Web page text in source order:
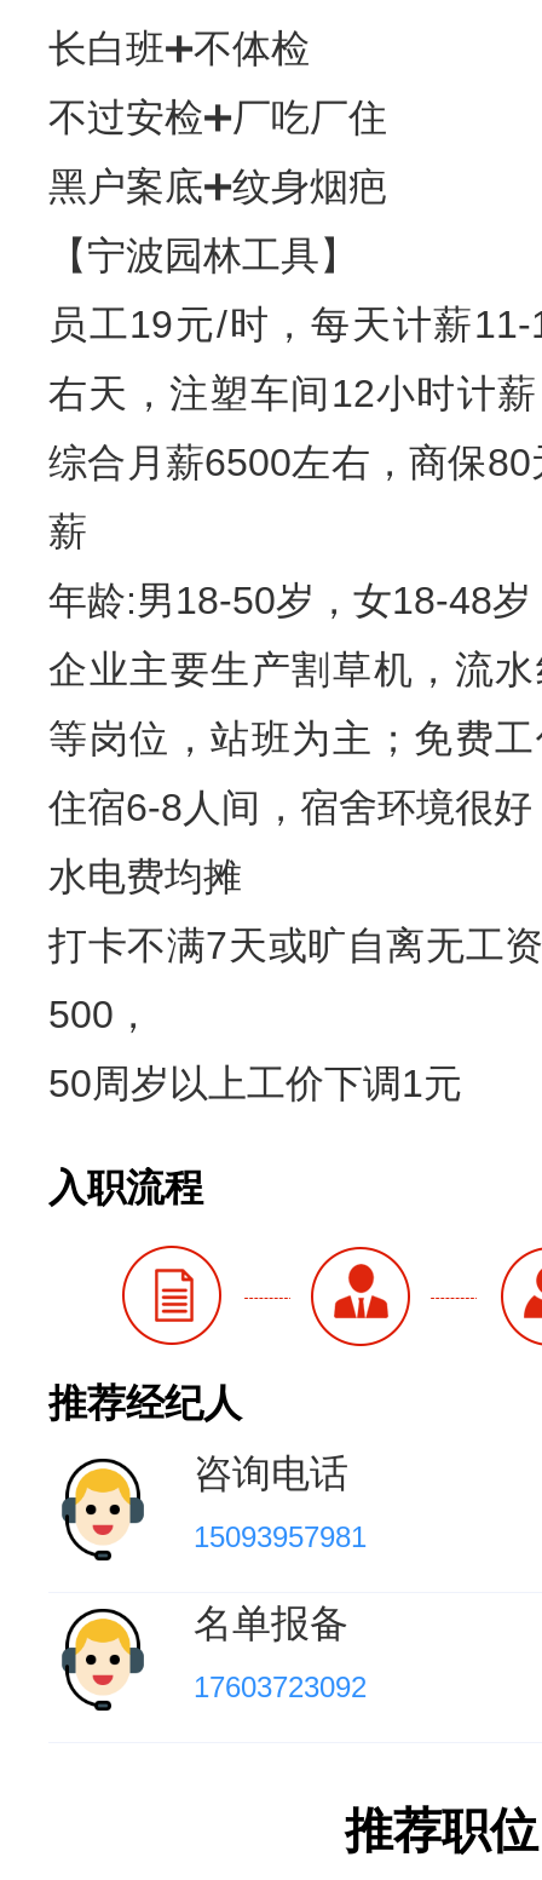
长白班➕不体检
不过安检➕厂吃厂住
黑户案底➕纹身烟疤
【宁波园林工具】
员工19元/时，每天计薪
右天，注塑车间12小时计
综合月薪6500左右，商保
薪
年龄:男18-50岁，女18-48岁
企业主要生产割草机，流
等岗位，站班为主；免费
住宿6-8人间，宿舍环境很
水电费均摊
打卡不满7天或旷自离无工
500，
50周岁以上工价下调1元
入职流程
推荐经纪人
咨询电话
15093957981
名单报备
17603723092
推荐职位